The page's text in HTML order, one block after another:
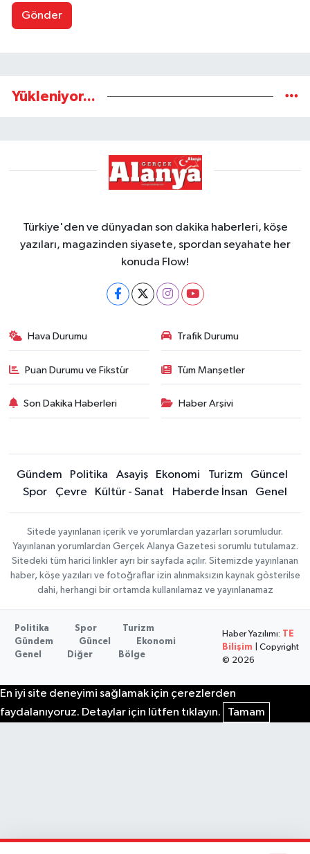
Gönder
Yükleniyor...
Türkiye'den ve dünyadan son dakika haberleri, köşe
yazıları, magazinden siyasete, spordan seyahate her
konuda Flow!
Hava Durumu Trafik Durumu
Puan Durumu ve Fikstür Tüm Manşetler
Son Dakika Haberleri Haber Arşivi
Gündem Politika Asayiş Ekonomi Turizm
Güncel
Spor
Çevre Kültür - Sanat Haberde İnsan Genel
Sitede yayınlanan içerik ve yorumlardan yazarları sorumludur.
Yayınlanan yorumlardan Gerçek Alanya Gazetesi sorumlu tutulamaz.
Sitedeki tüm harici linkler ayrı bir sayfada açılır. Sitemizde yayınlanan
haber, köşe yazıları ve fotoğraflar izin alınmaksızın kaynak gösterilse
dahi, herhangi bir ortamda kullanılamaz ve yayınlanamaz
Politika Spor
Turizm
Gündem
Güncel
Ekonomi
Genel
Diğer Bölge
Haber Yazılımı:
TE
Bilişim | Copyright
© 2026
En iyi site deneyimi sağlamak için çerezlerden
faydalanıyoruz. Detaylar için lütfen tıklayın.
Tamam